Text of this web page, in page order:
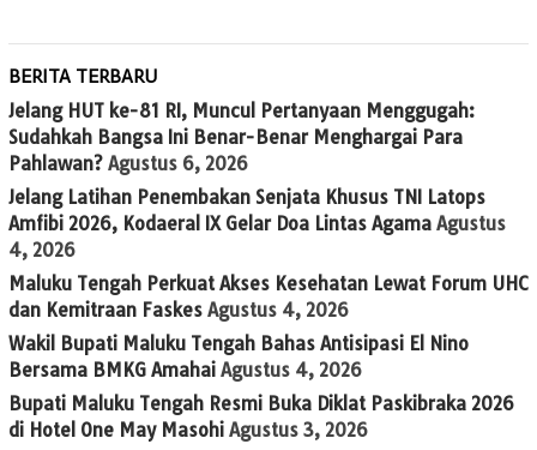
BERITA TERBARU
Jelang HUT ke-81 RI, Muncul Pertanyaan Menggugah:
Sudahkah Bangsa Ini Benar-Benar Menghargai Para
Pahlawan? Agustus 6, 2026
Jelang Latihan Penembakan Senjata Khusus TNI Latops
Amfibi 2026, Kodaeral IX Gelar Doa Lintas Agama Agustus
4, 2026
Maluku Tengah Perkuat Akses Kesehatan Lewat Forum UHC
dan Kemitraan Faskes Agustus 4, 2026
Wakil Bupati Maluku Tengah Bahas Antisipasi El Nino
Bersama BMKG Amahai Agustus 4, 2026
Bupati Maluku Tengah Resmi Buka Diklat Paskibraka 2026
di Hotel One May Masohi Agustus 3, 2026